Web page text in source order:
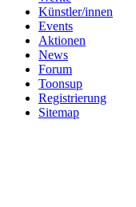
Künstler/innen
Events
Aktionen
News
Forum
Toonsup
Registrierung
Sitemap